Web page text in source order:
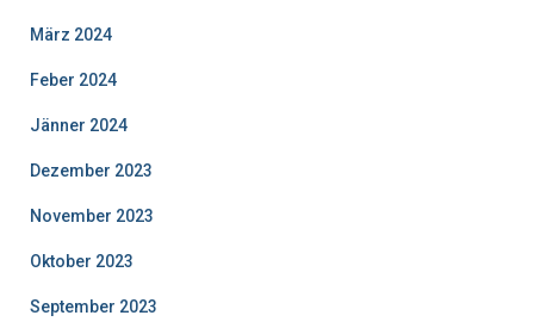
März 2024
Feber 2024
Jänner 2024
Dezember 2023
November 2023
Oktober 2023
September 2023